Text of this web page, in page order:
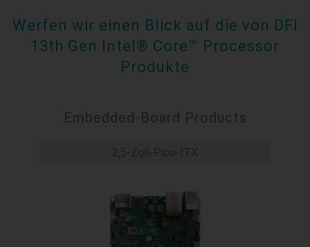
Werfen wir einen Blick auf die von DFI
13th Gen Intel® Core™ Processor
Produkte
Embedded-Board Products